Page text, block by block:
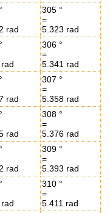
rad
305 °
=
5.323 rad
306 °
=
5.341 rad
rad
307 °
=
5.358 rad
rad
308 °
=
5.376 rad
rad
309 °
=
5.393 rad
310 °
=
5.411 rad